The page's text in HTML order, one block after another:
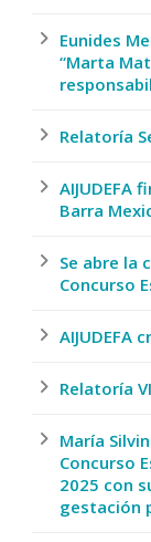
Eunides
“Marta
Relatoría
AIJUDEFA
Barra
Se abre la
Concurso
AIJUDEFA
Relatoría
María
Concurso
2025 con
gestación